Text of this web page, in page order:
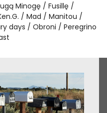
Minogę
Fusillę
Mad
Manitou
days Obroni
Peregrino